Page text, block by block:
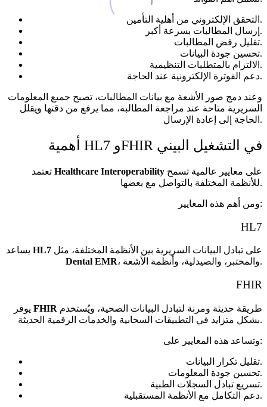
التحقق الإلكتروني من أهلية التأمين.
إرسال المطالبات بسرعة أكبر.
تقليل رفض المطالبات.
تحسين جودة البيانات.
الالتزام بالمتطلبات التنظيمية.
دعم الفوترة الإلكترونية عند الحاجة.
وعند دمج صور الأشعة مع بيانات المطالبات، تصبح جميع المعلومات
السريرية متاحة عند مراجعة المطالبة، مما يرفع من دقتها ويقلل
الحاجة إلى إعادة الإرسال.
أهمية HL7 وFHIR في التشغيل البيني
Healthcare Interoperability
للأنظمة المختلفة بالتواصل مع بعضها.
ومن أهم هذه المعايير:
HL7
HL7 على تبادل البيانات السريرية بين الأنظمة المختلفة، مثل
Dental EMR
، والمختبر، والصيدلية، وأنظمة الأشعة.
FHIR
FHIR
بشكل متزايد في التطبيقات السحابية والخدمات الرقمية الحديثة.
وتساعد هذه المعايير على:
تقليل تكرار البيانات.
تحسين جودة المعلومات.
تسريع تبادل السجلات الطبية.
دعم التكامل مع الأنظمة المستقبلية.